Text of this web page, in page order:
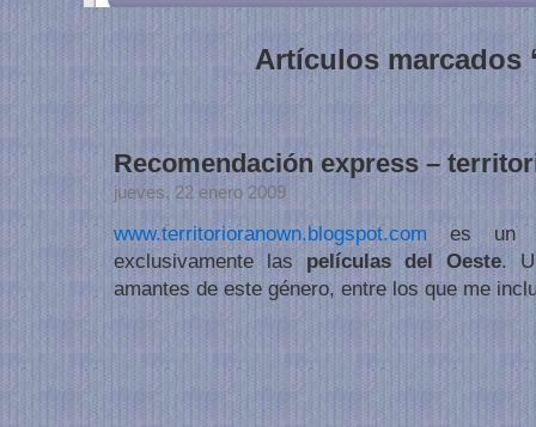
Artículos marcados
Recomendación express –
jueves, 22 enero 2009
www.territorioranown.blogspot.com es un
exclusivamente las películas del Oeste.
amantes de este género, entre los que me